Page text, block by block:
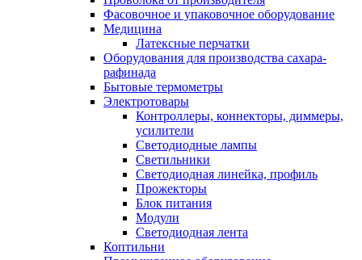
Фасовочное и упаковочное оборудование
Медицина
Латексные перчатки
Оборудования для производства сахара-
рафинада
Бытовые термометры
Электротовары
Контроллеры, коннекторы, диммеры,
усилители
Светодиодные лампы
Светильники
Светодиодная линейка, профиль
Прожекторы
Блок питания
Модули
Светодиодная лента
Коптильни